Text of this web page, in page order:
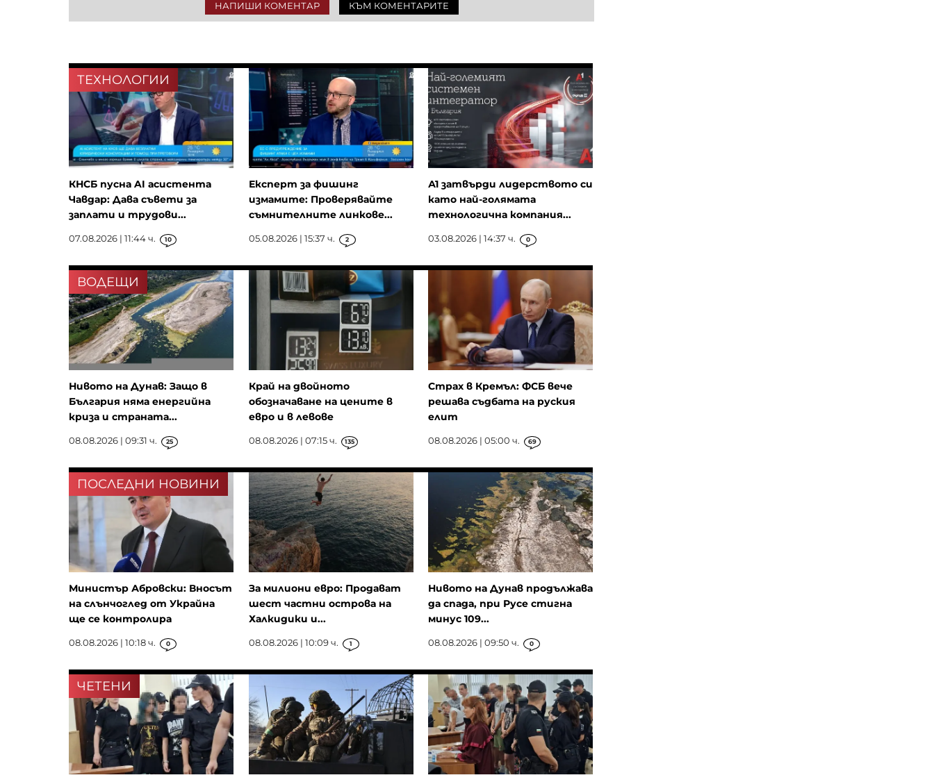
НАПИШИ КОМЕНТАР КЪМ КОМЕНТАРИТЕ
ТЕХНОЛОГИИ
КНСБ пусна AI асистента
Чавдар: Дава съвети за
заплати и трудови...
07.08.2026 | 11:44 ч. 10
Експерт за фишинг
измамите: Проверявайте
съмнителните линкове...
05.08.2026 | 15:37 ч. 2
А1 затвърди лидерството си
като най-голямата
технологична компания...
03.08.2026 | 14:37 ч. 0
ВОДЕЩИ
Нивото на Дунав: Защо в
България няма енергийна
криза и страната...
08.08.2026 | 09:31 ч. 25
Край на двойното
обозначаване на цените в
евро и в левове
08.08.2026 | 07:15 ч. 135
Страх в Кремъл: ФСБ вече
решава съдбата на руския
елит
08.08.2026 | 05:00 ч. 69
ПОСЛЕДНИ НОВИНИ
Министър Абровски: Вносът
на слънчоглед от Украйна
ще се контролира
08.08.2026 | 10:18 ч. 0
За милиони евро: Продават
шест частни острова на
Халкидики и...
08.08.2026 | 10:09 ч. 1
Нивото на Дунав продължава
да спада, при Русе стигна
минус 109...
08.08.2026 | 09:50 ч. 0
ЧЕТЕНИ